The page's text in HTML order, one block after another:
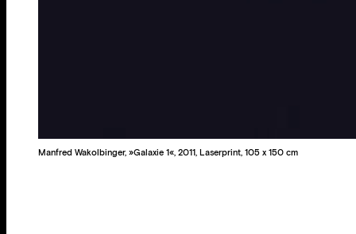
Manfred Wakolbinger, »Galaxie 1«, 2011, Laserprint, 105 x 150 cm